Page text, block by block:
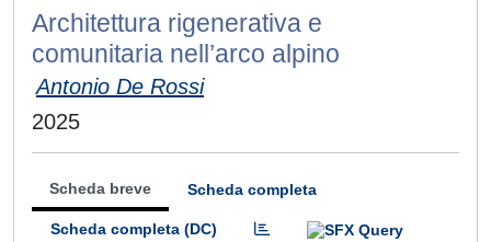
Architettura rigenerativa e
comunitaria nell’arco alpino
Antonio De Rossi
2025
Scheda breve Scheda completa
Scheda completa (DC)